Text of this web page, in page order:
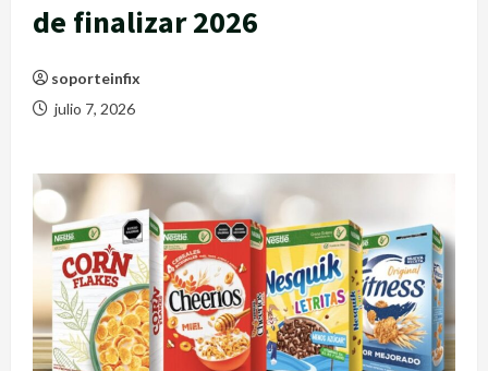
de finalizar 2026
soporteinfix
julio 7, 2026